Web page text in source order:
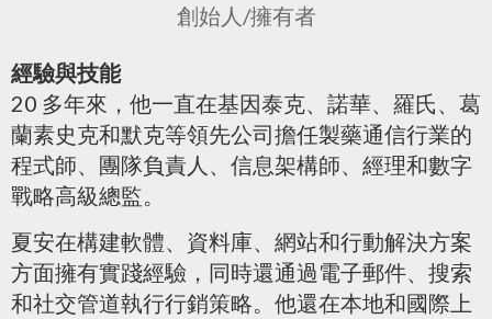
創始人/擁有者
經驗與技能
20 多年來，他一直在基因泰克、諾華、羅氏、葛
蘭素史克和默克等領先公司擔任製藥通信行業的
程式師、團隊負責人、信息架構師、經理和數字
戰略高級總監。
夏安在構建軟體、資料庫、網站和行動解決方案
方面擁有實踐經驗，同時還通過電子郵件、搜索
和社交管道執行行銷策略。他還在本地和國際上